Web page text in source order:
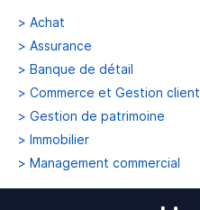
> Achat
> Assurance
> Banque de détail
> Commerce et Gestion client
> Gestion de patrimoine
> Immobilier
> Management commercial